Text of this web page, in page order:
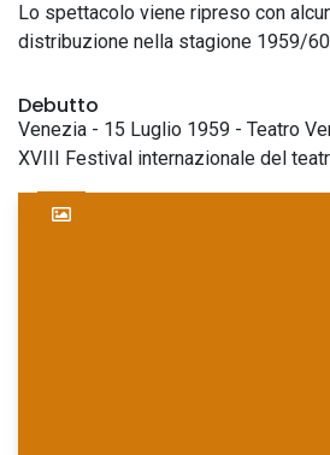
Lo spettacolo viene ripreso con
distribuzione nella stagione 1959/
Debutto
Venezia - 15 Luglio 1959 - Teatro
XVIII Festival internazionale del